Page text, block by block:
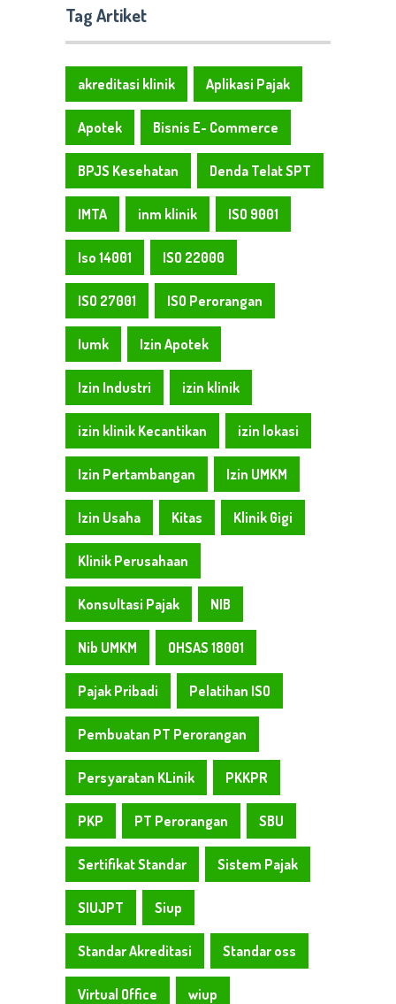
Tag Artiket
akreditasi klinik Aplikasi Pajak
Apotek Bisnis E- Commerce
BPJS Kesehatan Denda Telat SPT
IMTA inm klinik ISO 9001
Iso 14001 ISO 22000
ISO 27001 ISO Perorangan
Iumk Izin Apotek
Izin Industri izin klinik
izin klinik Kecantikan izin lokasi
Izin Pertambangan Izin UMKM
Izin Usaha Kitas Klinik Gigi
Klinik Perusahaan
Konsultasi Pajak NIB
Nib UMKM OHSAS 18001
Pajak Pribadi Pelatihan ISO
Pembuatan PT Perorangan
Persyaratan KLinik PKKPR
PKP PT Perorangan SBU
Sertifikat Standar Sistem Pajak
SIUJPT Siup
Standar Akreditasi Standar oss
Virtual Office wiup